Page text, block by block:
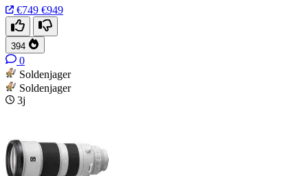
€749 €949
394
0
Soldenjager
Soldenjager
3j